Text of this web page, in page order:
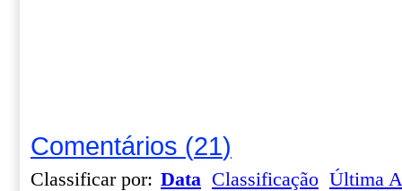
Comentários (21)
Classificar por: Data Classificação Última